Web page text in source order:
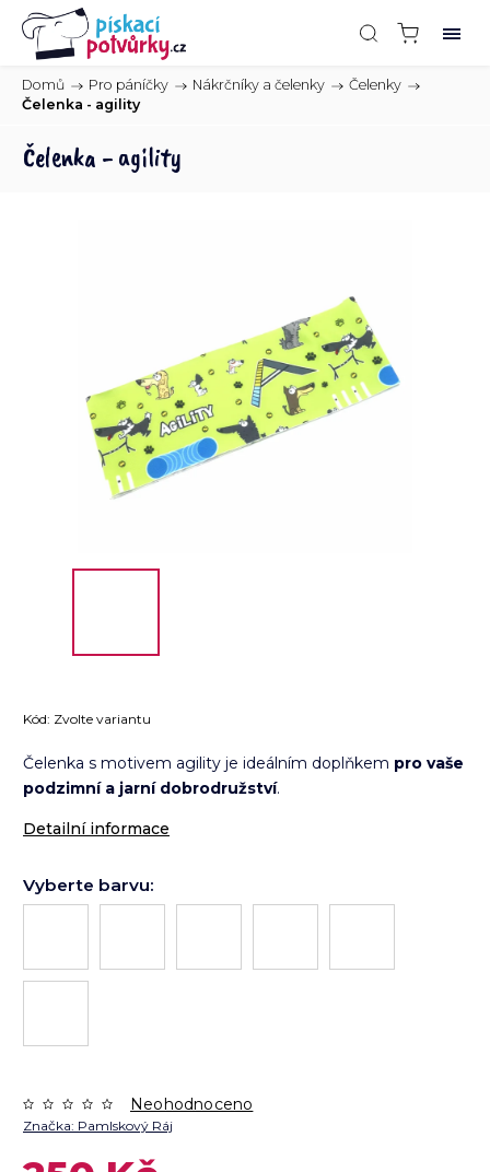
Domů / Pro páníčky / Nákrčníky a čelenky / Čelenky /
Čelenka - agility
Čelenka - agility
Kód: Zvolte variantu
Čelenka s motivem agility je ideálním doplňkem pro vaše
podzimní a jarní dobrodružství.
Detailní informace
Vyberte barvu:
Značka: Pamlskový Ráj
Neohodnoceno